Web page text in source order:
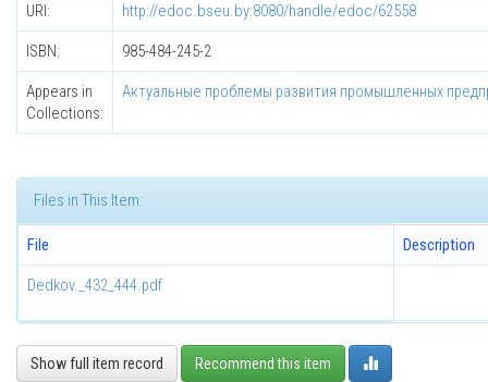
URI: http://edoc.bseu.by:8080/handle/edoc/62558
ISBN: 985-484-245-2
Appears in
Collections:
Актуальные проблемы развития промышленных
Files in This Item:
File Description
Dedkov._432_444.pdf
Show full item record Recommend this item